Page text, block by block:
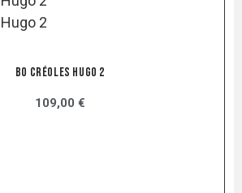
BO Créoles Hugo 2
109,00 €